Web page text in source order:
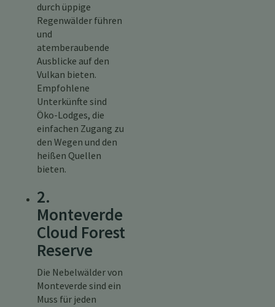
durch üppige
Regenwälder führen
und
atemberaubende
Ausblicke auf den
Vulkan bieten.
Empfohlene
Unterkünfte sind
Öko-Lodges, die
einfachen Zugang zu
den Wegen und den
heißen Quellen
bieten.
2.
Monteverde
Cloud Forest
Reserve
Die Nebelwälder von
Monteverde sind ein
Muss für jeden